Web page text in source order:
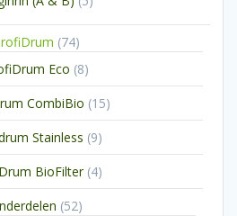
7474
Eco 88
producten
CombiBio 1515
producten
Stainless 99
producten
BioFilter 44
producten
5252